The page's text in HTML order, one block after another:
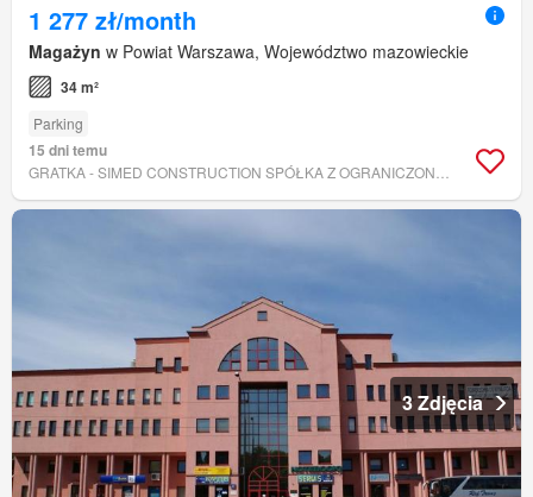
1 277 zł/month
Magażyn w Powiat Warszawa, Województwo mazowieckie
34 m²
Parking
15 dni temu
3 Zdjęcia